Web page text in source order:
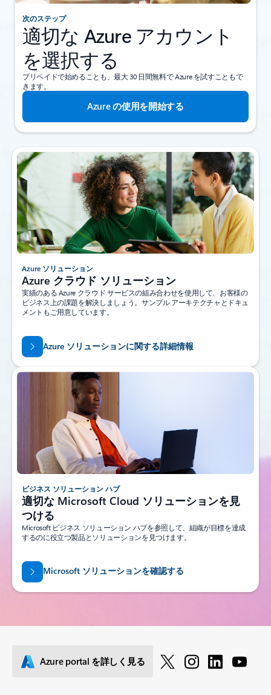
次のステップ
適切な Azure アカウント
を選択する
プリペイドで始めることも、最大 30 日間無料で Azure を試すこともで
きます。
Azure の使用を開始する
Azure ソリューション
Azure クラウド ソリューション
実績のある Azure クラウド サービスの組み合わせを使用して、お客様の
ビジネス上の課題を解決しましょう。サンプル アーキテクチャとドキュ
メントもご用意しています。
Azure ソリューションに関する詳細情報
ビジネス ソリューション ハブ
適切な Microsoft Cloud ソリューションを見
つける
Microsoft ビジネス ソリューション ハブを参照して、組織が目標を達成
するのに役立つ製品とソリューションを見つけます。
Microsoft ソリューションを確認する
Azure portal を詳しく見る